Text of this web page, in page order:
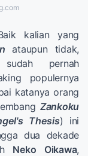
kalian yang
ataupun tidak,
pernah
populernya
katanya orang
Zankoku
Thesis) ini
dua dekade
Neko Oikawa,